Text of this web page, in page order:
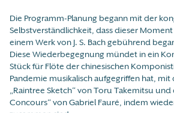
Die Programm-Planung begann mit der
Selbstverständlichkeit, dass dieser
einem Werk von J. S. Bach gebührend
Diese Wiederbegegnung mündet in ein
Stück für Flöte der chinesischen
Pandemie musikalisch aufgegriffen hat,
„Raintree Sketch“ von Toru Takemitsu und
Concours“ von Gabriel Fauré, indem